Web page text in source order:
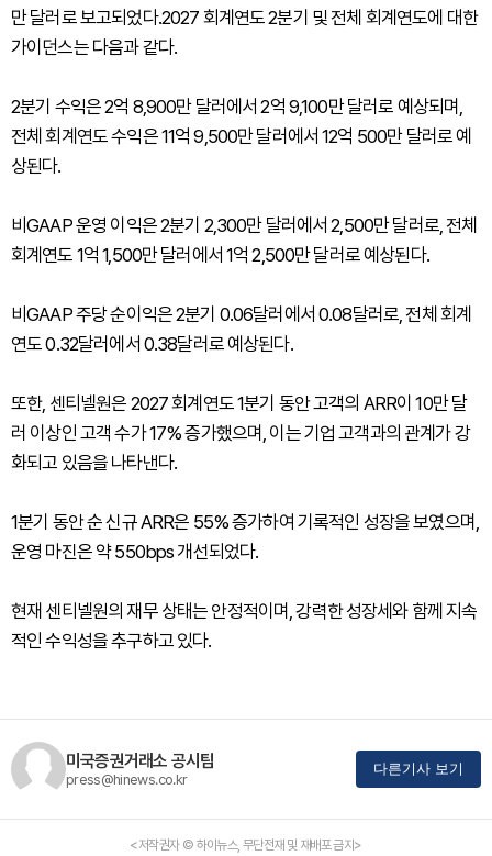
만 달러로 보고되었다.2027 회계연도 2분기 및 전체 회계연도에 대한
가이던스는 다음과 같다.
2분기 수익은 2억 8,900만 달러에서 2억 9,100만 달러로 예상되며,
전체 회계연도 수익은 11억 9,500만 달러에서 12억 500만 달러로 예
상된다.
비GAAP 운영 이익은 2분기 2,300만 달러에서 2,500만 달러로, 전체
회계연도 1억 1,500만 달러에서 1억 2,500만 달러로 예상된다.
비GAAP 주당 순이익은 2분기 0.06달러에서 0.08달러로, 전체 회계
연도 0.32달러에서 0.38달러로 예상된다.
또한, 센티넬원은 2027 회계연도 1분기 동안 고객의 ARR이 10만 달
러 이상인 고객 수가 17% 증가했으며, 이는 기업 고객과의 관계가 강
화되고 있음을 나타낸다.
1분기 동안 순 신규 ARR은 55% 증가하여 기록적인 성장을 보였으며,
운영 마진은 약 550bps 개선되었다.
현재 센티넬원의 재무 상태는 안정적이며, 강력한 성장세와 함께 지속
적인 수익성을 추구하고 있다.
미국증권거래소 공시팀
press@hinews.co.kr
다른기사 보기
<저작권자 © 하이뉴스, 무단전재 및 재배포 금지>